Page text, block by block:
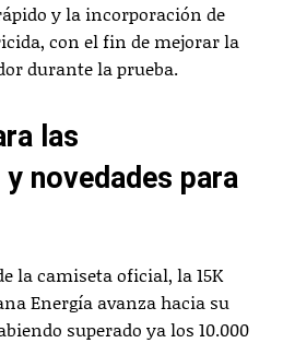
y la incorporación de
con el fin de mejorar la
durante la prueba.
las
novedades para
la camiseta oficial, la 15K
Energía avanza hacia su
superado ya los 10.000